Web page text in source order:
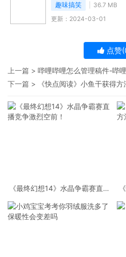
趣味搞笑
36.7 MB
更新：2024-03-01
点赞(
上一篇 > 哔哩哔哩怎么管理稿件-哔
下一篇 >
《快点阅读》小鱼干获得方
《最终幻想14》水晶争霸赛直播